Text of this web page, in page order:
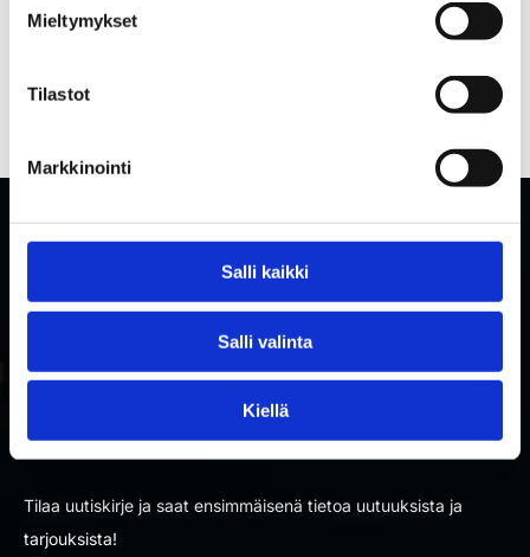
Mieltymykset
Tilastot
Markkinointi
Salli kaikki
Salli valinta
Kiellä
TILAA RAKETTITUKUN UUTISKIRJE
Tilaa uutiskirje ja saat ensimmäisenä tietoa uutuuksista ja
tarjouksista!